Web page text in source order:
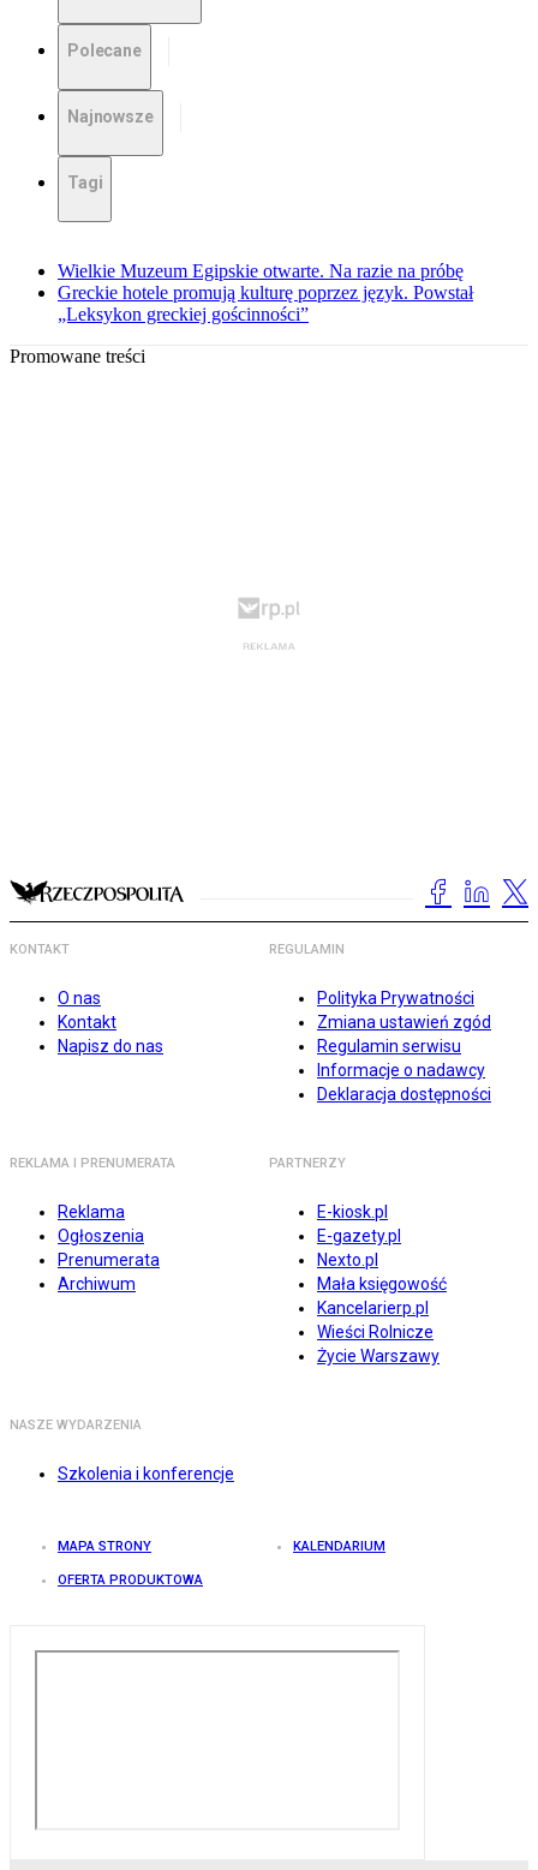
Polecane
Najnowsze
Tagi
Wielkie Muzeum Egipskie otwarte. Na razie na próbę
Greckie hotele promują kulturę poprzez język. Powstał
„Leksykon greckiej gościnności”
Promowane treści
KONTAKT
O nas
Kontakt
Napisz do nas
REGULAMIN
Polityka Prywatności
Zmiana ustawień zgód
Regulamin serwisu
Informacje o nadawcy
Deklaracja dostępności
REKLAMA I PRENUMERATA
Reklama
Ogłoszenia
Prenumerata
Archiwum
PARTNERZY
E-kiosk.pl
E-gazety.pl
Nexto.pl
Mała księgowość
Kancelarierp.pl
Wieści Rolnicze
Życie Warszawy
NASZE WYDARZENIA
Szkolenia i konferencje
MAPA STRONY KALENDARIUM
OFERTA PRODUKTOWA